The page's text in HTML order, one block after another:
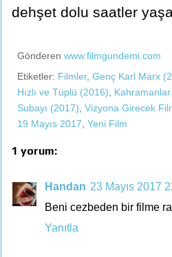
dehşet dolu saatler
Gönderen www.filmgundemi.com
Etiketler: Filmler, Genç Karl Marx
Hızlı ve Tüplü (2016)
Kahramanlar
Subayı (2017) Vizyona Girecek
19 Mayıs 2017 Yeni Film
1 yorum:
Handan 23 Mayıs 2017
Beni cezbeden bir filme
Yanıtla